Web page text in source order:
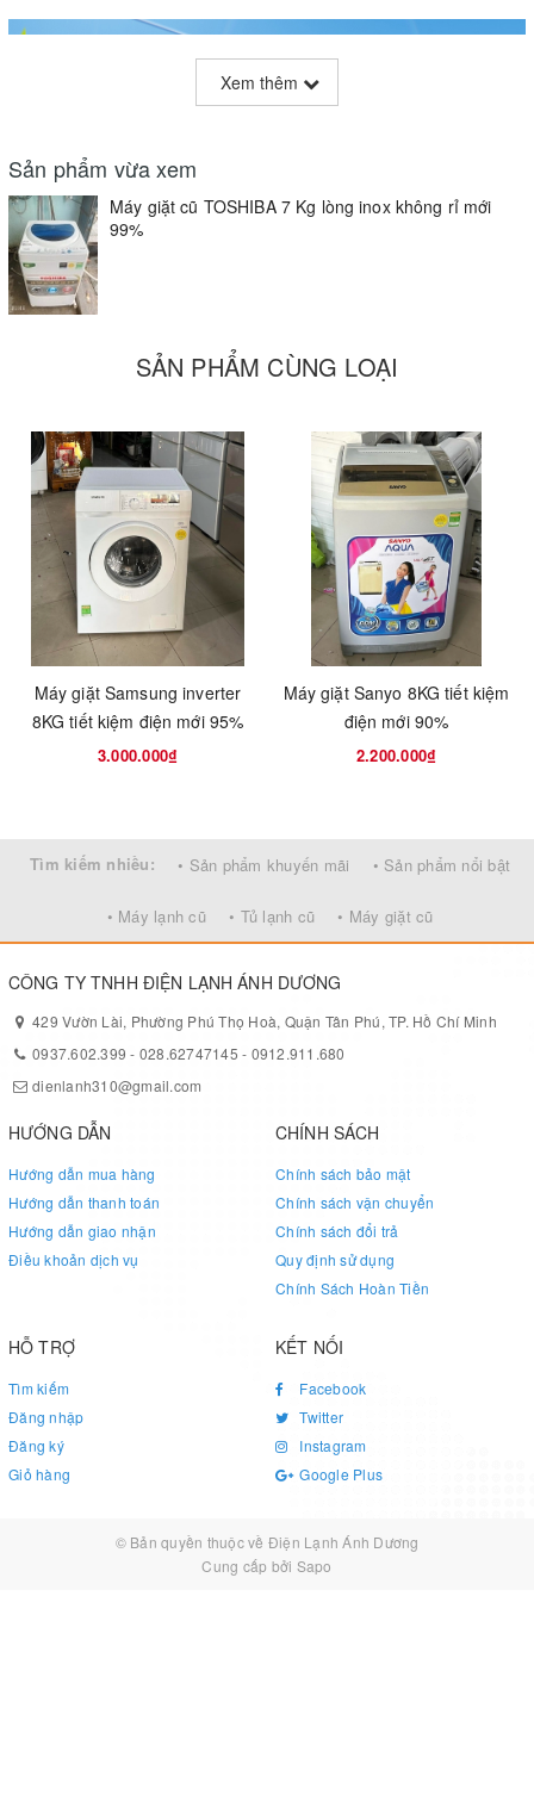
Mâm giặt Hybrid Powerful tạo luồng
nước mạnh nâng cao hiệu quả giặt sạch
Mâm giặt Hybrid Powerful của máy giặt Toshiba AW-A800SV WB
có 3 cặp cánh không đối xứng, tạo dòng nước đa chiều mạnh mẽ
tác động vào áo quần, đánh bật những vết bẩn cứng đầu nhất.
Máy giặt còn hỗ trợ ngăn chứa nước giặt và nước xả riêng biệt
giúp bạn giặt quần áo dễ dàng hơn. Nếu muốn giặt bằng bột giặt
bạn phải cho trực tiếp vào lồng giặt hoặc hoà tan với nước để đạt
được hiệu quả cao nhất.
Hiệu ứng thác nước đơn giúp quần áo
sau khi giặt không bị bám cặn bột giặt
Hiệu ứng thác nước đơn của máy giặt Toshiba AW-A800SV WB
đem lại hiệu quả giặt và xả tốt hơn nhờ dòng nước liên tục tuần
hoàn nhờ cánh quạt của mâm máy giặt.
Xem thêm
Sản phẩm vừa xem
Máy giặt cũ TOSHIBA 7 Kg lòng inox không rỉ mới
99%
SẢN PHẨM CÙNG LOẠI
Máy giặt Samsung inverter
8KG tiết kiệm điện mới 95%
3.000.000₫
Máy giặt Sanyo 8KG tiết kiệm
điện mới 90%
2.200.000₫
Tìm kiếm nhiều: • Sản phẩm khuyến mãi • Sản phẩm nổi bật
• Máy lạnh cũ • Tủ lạnh cũ • Máy giặt cũ
CÔNG TY TNHH ĐIỆN LẠNH ÁNH DƯƠNG
429 Vườn Lài, Phường Phú Thọ Hoà, Quận Tân Phú, TP. Hồ Chí Minh
0937.602.399 - 028.62747145 - 0912.911.680
dienlanh310@gmail.com
HƯỚNG DẪN
Hướng dẫn mua hàng
Hướng dẫn thanh toán
Hướng dẫn giao nhận
Điều khoản dịch vụ
CHÍNH SÁCH
Chính sách bảo mật
Chính sách vận chuyển
Chính sách đổi trả
Quy định sử dụng
Chính Sách Hoàn Tiền
HỖ TRỢ
Tìm kiếm
Đăng nhập
Đăng ký
Giỏ hàng
KẾT NỐI
Facebook
Twitter
Instagram
Google Plus
© Bản quyền thuộc về Điện Lạnh Ánh Dương
Cung cấp bởi Sapo